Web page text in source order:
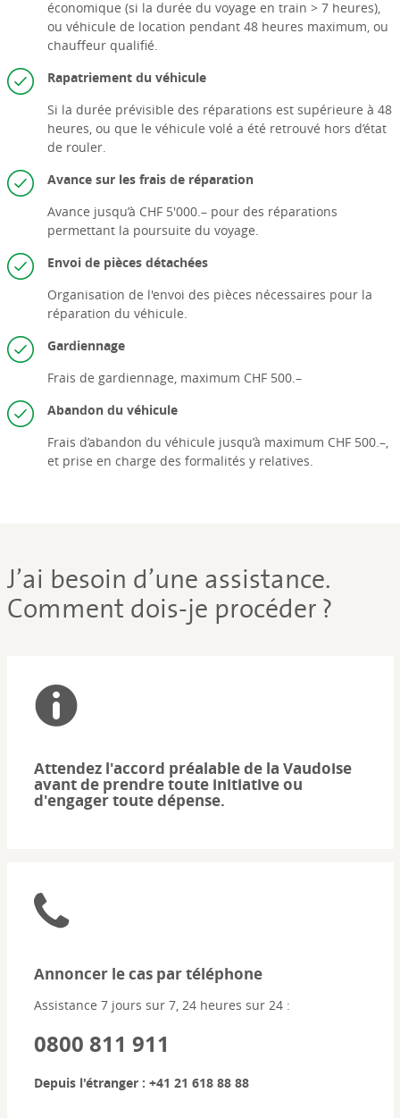
économique (si la durée du voyage en train > 7 heures),
ou véhicule de location pendant 48 heures maximum, ou
chauffeur qualifié.
Rapatriement du véhicule
Si la durée prévisible des réparations est supérieure à 48
heures, ou que le véhicule volé a été retrouvé hors d’état
de rouler.
Avance sur les frais de réparation
Avance jusqu’à CHF 5'000.– pour des réparations
permettant la poursuite du voyage.
Envoi de pièces détachées
Organisation de l'envoi des pièces nécessaires pour la
réparation du véhicule.
Gardiennage
Frais de gardiennage, maximum CHF 500.–
Abandon du véhicule
Frais d’abandon du véhicule jusqu’à maximum CHF 500.–,
et prise en charge des formalités y relatives.
J’ai besoin d’une assistance.
Comment dois-je procéder ?
Attendez l'accord préalable de la Vaudoise
avant de prendre toute initiative ou
d'engager toute dépense.
Annoncer le cas par téléphone
Assistance 7 jours sur 7, 24 heures sur 24 :
0800 811 911
Depuis l'étranger : +41 21 618 88 88